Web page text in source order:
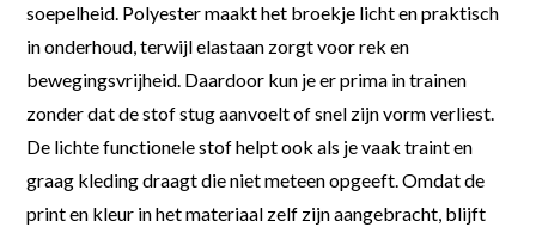
soepelheid. Polyester maakt het broekje licht en praktisch
in onderhoud, terwijl elastaan zorgt voor rek en
bewegingsvrijheid. Daardoor kun je er prima in trainen
zonder dat de stof stug aanvoelt of snel zijn vorm verliest.
De lichte functionele stof helpt ook als je vaak traint en
graag kleding draagt die niet meteen opgeeft. Omdat de
print en kleur in het materiaal zelf zijn aangebracht, blijft